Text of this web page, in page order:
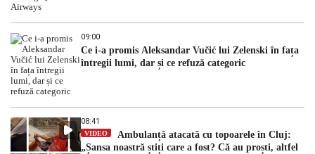
09:00
Ce i-a promis Aleksandar Vučić lui Zelenski în fața
întregii lumi, dar și ce refuză categoric
08:41
VIDEO
Ambulanță atacată cu topoarele în Cluj:
„Șansa noastră știți care a fost? Că au proști, altfel